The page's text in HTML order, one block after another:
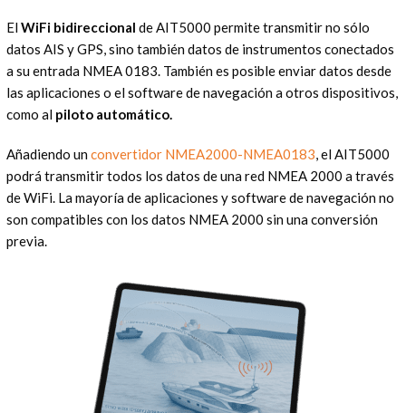
ElWiFi bidireccional de AIT5000 permite transmitir no sólo
datos AIS y GPS, sino también datos de instrumentos conectados
a su entrada NMEA 0183. También es posible enviar datos desde
las aplicaciones o el software de navegación a otros dispositivos,
como al piloto automático.
Añadiendo unconvertidor NMEA2000-NMEA0183, el AIT5000
podrá transmitir todos los datos de una red NMEA 2000 a través
de WiFi. La mayoría de aplicaciones y software de navegación no
son compatibles con los datos NMEA 2000 sin una conversión
previa.